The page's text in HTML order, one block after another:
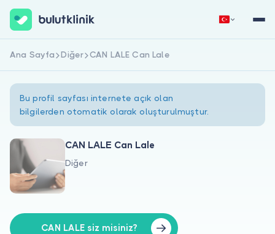
Hakkımızda
Doktorlar için
Hemen Kaydol
Ana Sayfa Diğer CAN LALE Can Lale
Bu profil sayfası internete açık olan
bilgilerden otomatik olarak oluşturulmuştur.
CAN LALE Can Lale
Diğer
CAN LALE siz misiniz?